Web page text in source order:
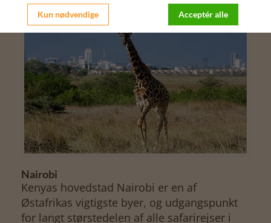
Nairobi
Kenyas hovedstad Nairobi er en af
Østafrikas vigtigste byer, og udgangspunkt
for langt størstedelen af alle safarirejser i
Kun nødvendige Acceptér alle